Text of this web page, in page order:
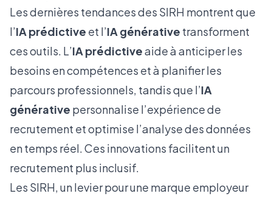
Les dernières tendances des SIRH montrent que
l’IA prédictive et l’IA générative transforment
ces outils. L’IA prédictiveaide à anticiper les
besoins en compétences et à planifier les
parcours professionnels, tandis que l’IA
générative personnalise l’expérience de
recrutement et optimise l’analyse des données
en temps réel. Ces innovations facilitent un
recrutement plus inclusif.
Les SIRH, un levier pour une marque employeur